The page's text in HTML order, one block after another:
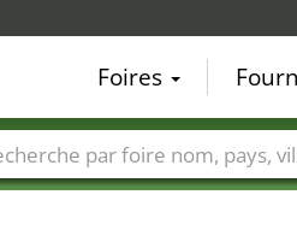
Foires
Foire noms Pays Villes